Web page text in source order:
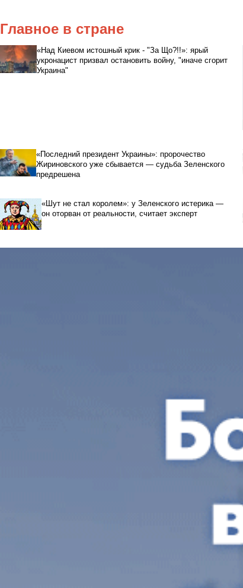
Главное в стране
«Над Киевом истошный крик - "За Що?!!»: ярый
укронацист призвал остановить войну, "иначе сгорит
Украина"
«Последний президент Украины»: пророчество
Жириновского уже сбывается — судьба Зеленского
предрешена
«Шут не стал королем»: у Зеленского истерика —
он оторван от реальности, считает эксперт